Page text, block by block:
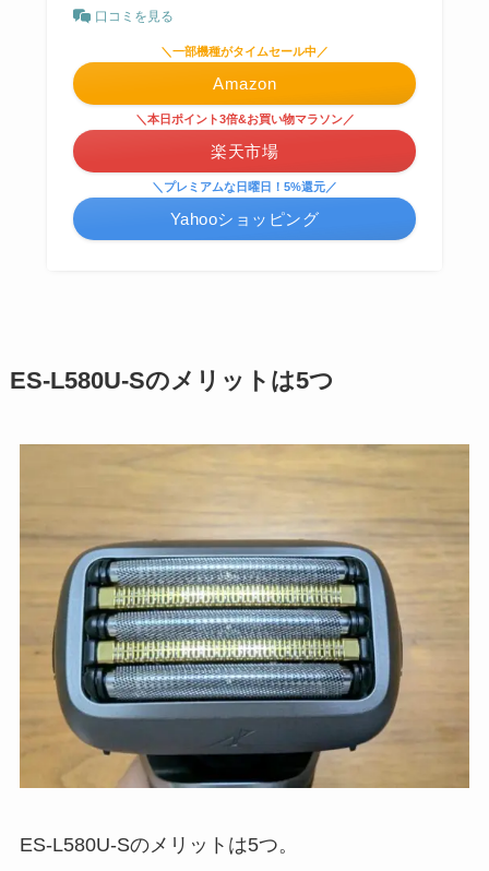
口コミを見る
＼一部機種がタイムセール中／
Amazon
＼本日ポイント3倍&お買い物マラソン／
楽天市場
＼プレミアムな日曜日！5%還元／
Yahooショッピング
ES-L580U-Sのメリットは5つ
ES-L580U-Sのメリットは5つ。